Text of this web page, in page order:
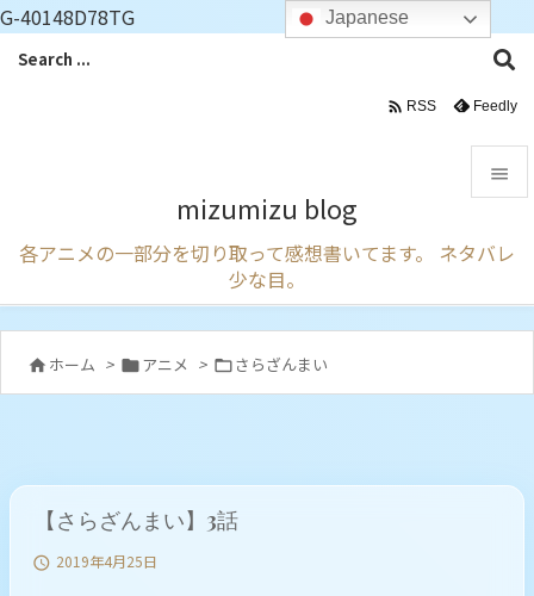
G-40148D78TG
mizumizu blog
各アニメの一部分を切り取って感想書いてます。 ネタバレ
少な目。

メニュ
前へ
 RSS Feedly
 ホーム > アニメ > さらざんまい
【さらざんまい】3話
 2019年4月25日
Japanese